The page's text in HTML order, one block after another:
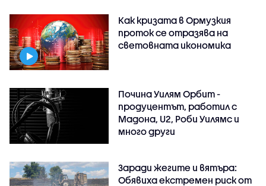
Как кризата в Ормузкия
проток се отразява на
световната икономика
Почина Уилям Орбит -
продуцентът, работил с
Мадона, U2, Роби Уилямс и
много други
Заради жегите и вятъра:
Обявиха екстремен риск от